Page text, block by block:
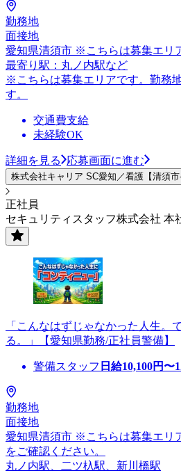
勤務地
面接地
愛知県清須市 ※こちらは募集エリ
最寄り駅：丸ノ内駅など
※こちらは募集エリアです。勤務
す。
交通費支給
未経験OK
詳細を見る 応募画面に進む
株式会社キャリア SC愛知／看護【清須
正社員
セキュリティスタッフ株式会社 本
「こんなはずじゃなかった人生。
る。」【愛知県勤務/正社員警備】
警備スタッフ 日給10,100円〜
勤務地
面接地
愛知県清須市 ※こちらは募集エリ
をご確認ください。
丸ノ内駅、二ツ杁駅、新川橋駅